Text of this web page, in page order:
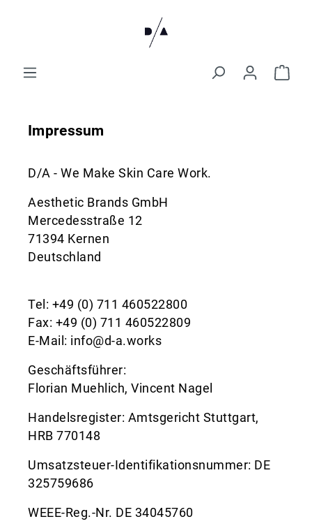
Impressum
D/A - We Make Skin Care Work.
Aesthetic Brands GmbH
Mercedesstraße 12
71394 Kernen
Deutschland
Tel: +49 (0) 711 460522800
Fax: +49 (0) 711 460522809
E-Mail: info@d-a.works
Geschäftsführer:
Florian Muehlich, Vincent Nagel
Handelsregister: Amtsgericht Stuttgart,
HRB 770148
Umsatzsteuer-Identifikationsnummer: DE
325759686
WEEE-Reg.-Nr. DE 34045760